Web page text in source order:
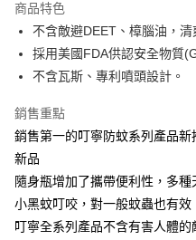
LINE Pay
Apple Pay
悠遊付
Google Pay
【關於「AFTEE先享後付」】
商品特色
不含敵避DEET、樟腦油，
採用美國FDA供認安全物質
不含瓦斯、專利噴頭設計。
銷售重點
銷售第一的叮寧防蚊系列產品
新品
隨身瓶增加了攜帶便利性，多
小黑蚊叮咬，對一般蚊蟲也有效
叮寧全系列產品不含有害人體